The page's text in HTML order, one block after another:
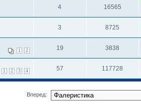
4 16565
3 8725
1 2 19 3838
1 2 3 4 57 117728
Вперед: